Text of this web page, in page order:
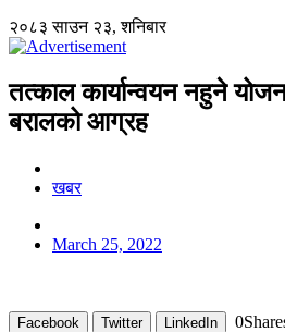
२०८३ साउन २३, शनिबार
तत्काल कार्यान्वयन नहुने
बरालको आग्रह
खबर
March 25, 2022
Facebook Twitter LinkedIn 0